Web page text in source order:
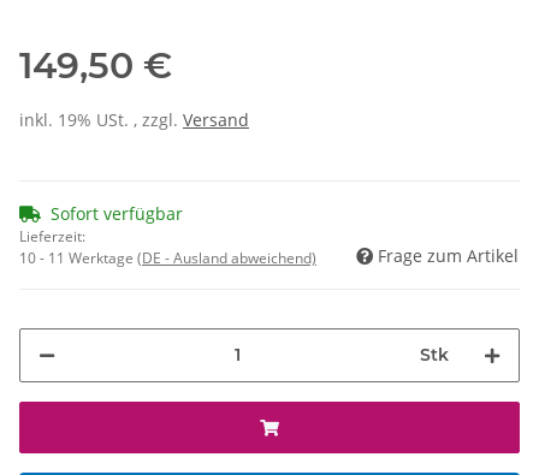
149,50 €
inkl. 19% USt. , zzgl. Versand
Sofort verfügbar
Lieferzeit:
10 - 11 Werktage (DE - Ausland abweichend) Frage zum Artikel
Stk